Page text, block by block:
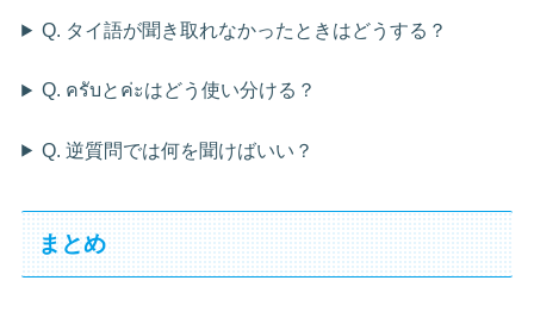
Q. タイ語が聞き取れなかったときはどうする？
Q. ครับとค่ะはどう使い分ける？
Q. 逆質問では何を聞けばいい？
まとめ